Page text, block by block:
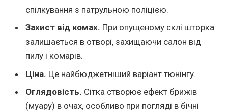
спілкування з патрульною поліцією.
Захист від комах. При опущеному склі шторка
залишається в отворі, захищаючи салон від
пилу і комарів.
Ціна. Це найбюджетніший варіант тюнінгу.
Оглядовість. Сітка створює ефект брижів
(муару) в очах, особливо при погляді в бічні